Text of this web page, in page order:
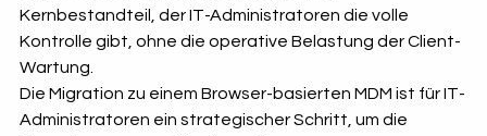
Kernbestandteil, der IT-Administratoren die volle
Kontrolle gibt, ohne die operative Belastung der Client-
Wartung.
Die Migration zu einem Browser-basierten MDM ist für IT-
Administratoren ein strategischer Schritt, um die